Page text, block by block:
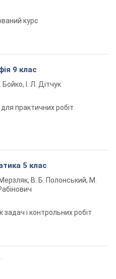
курс
9 клас
Бойко, І. Л. Дітчук
практичних робіт
5 клас
В. Б. Полонський, М.
задач і контрольних робіт